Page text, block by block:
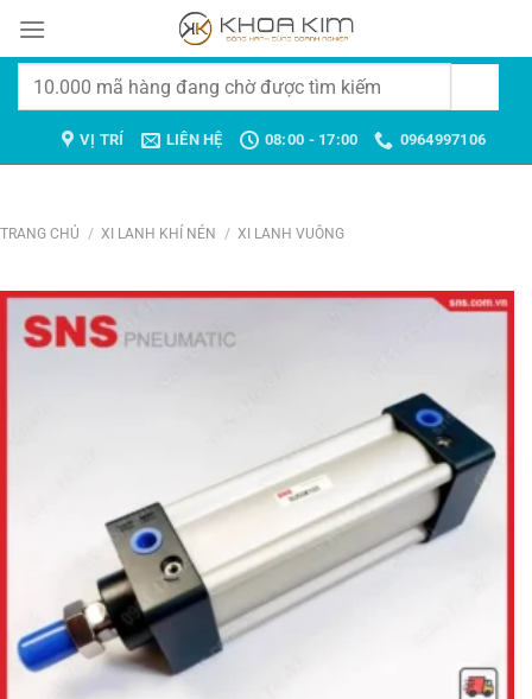
đến
Tìm
VỊ TRÍ LIÊN HỆ 08:00 - 17:00 0964997106
TRANG CHỦ / XI LANH KHÍ NÉN / XI LANH VUÔNG